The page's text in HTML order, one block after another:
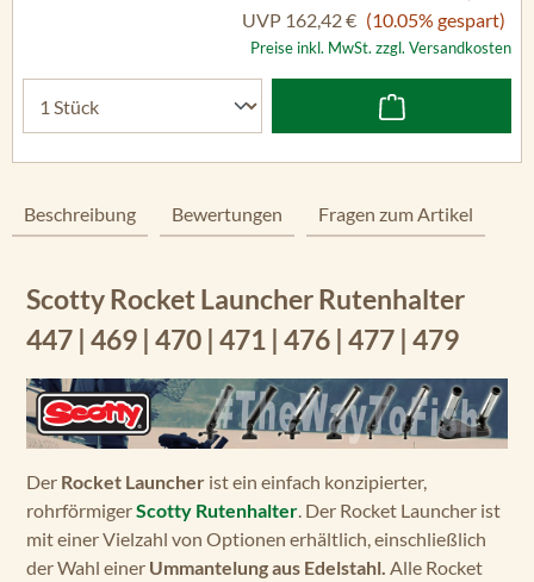
UVP 162,42 € (10.05% gespart)
Preise inkl. MwSt. zzgl. Versandkosten
Beschreibung Bewertungen Fragen zum Artikel
Scotty Rocket Launcher Rutenhalter
447 | 469 | 470 | 471 | 476 | 477 | 479
Der Rocket Launcher ist ein einfach konzipierter,
rohrförmigerScotty Rutenhalter. Der Rocket Launcher ist
mit einer Vielzahl von Optionen erhältlich, einschließlich
der Wahl einer Ummantelung aus Edelstahl. Alle Rocket